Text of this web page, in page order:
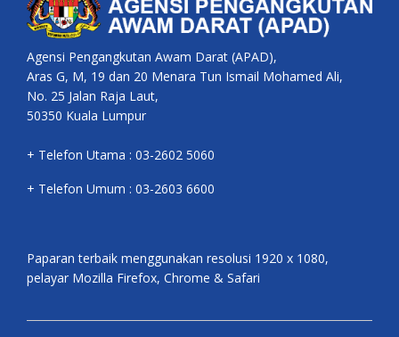
Agensi Pengangkutan Awam Darat (APAD),
Aras G, M, 19 dan 20 Menara Tun Ismail Mohamed Ali,
No. 25 Jalan Raja Laut,
50350 Kuala Lumpur
+ Telefon Utama : 03-2602 5060
+ Telefon Umum : 03-2603 6600
Paparan terbaik menggunakan resolusi 1920 x 1080,
pelayar Mozilla Firefox, Chrome & Safari